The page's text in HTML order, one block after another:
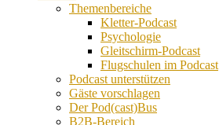
Themenbereiche
Kletter-Podcast
Psychologie
Gleitschirm-Podcast
Flugschulen im Podcast
Podcast unterstützen
Gäste vorschlagen
Der Pod(cast)Bus
B2B-Bereich